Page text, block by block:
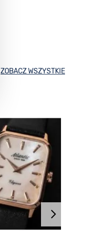
ZOBACZ WSZYSTKIE